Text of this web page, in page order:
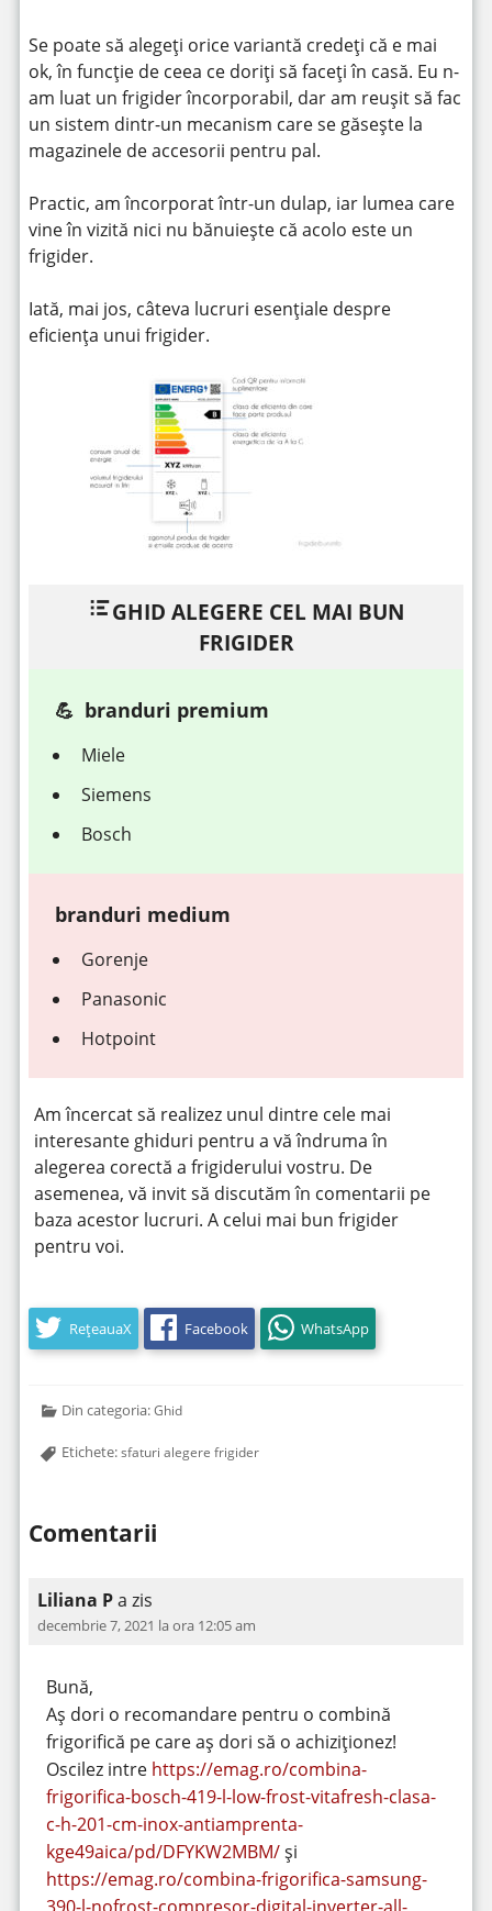
Se poate să alegeți orice variantă credeți că e mai
ok, în funcție de ceea ce doriți să faceți în casă. Eu n-
am luat un frigider încorporabil, dar am reușit să fac
un sistem dintr-un mecanism care se găsește la
magazinele de accesorii pentru pal.
Practic, am încorporat într-un dulap, iar lumea care
vine în vizită nici nu bănuiește că acolo este un
frigider.
Iată, mai jos, câteva lucruri esențiale despre
eficiența unui frigider.
GHID ALEGERE CEL MAI BUN
FRIGIDER
branduri premium
Miele
Siemens
Bosch
branduri medium
Gorenje
Panasonic
Hotpoint
Am încercat să realizez unul dintre cele mai
interesante ghiduri pentru a vă îndruma în
alegerea corectă a frigiderului vostru. De
asemenea, vă invit să discutăm în comentarii pe
baza acestor lucruri. A celui mai bun frigider
pentru voi.
RețeauaX Facebook WhatsApp
Din categoria:Ghid
Etichete:sfaturi alegere frigider
Comentarii
Liliana Pa zis
decembrie 7, 2021 la ora 12:05 am
Bună,
Aș dori o recomandare pentru o combină
frigorifică pe care aș dori să o achiziționez!
Oscilez intre https://emag.ro/combina-
frigorifica-bosch-419-l-low-frost-vitafresh-clasa-
c-h-201-cm-inox-antiamprenta-
kge49aica/pd/DFYKW2MBM/și
https://emag.ro/combina-frigorifica-samsung-